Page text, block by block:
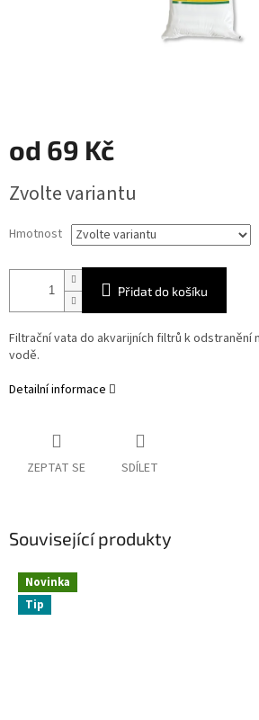
od 69 Kč
cena:
Zvolte variantu
Hmotnost
Přidat do košíku
Filtrační vata do akvarijních filtrů k odstranění
vodě.
Detailní informace
ZEPTAT SE SDÍLET
Související produkty
Novinka
Tip